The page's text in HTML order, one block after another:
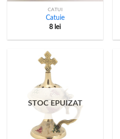
CATUI
Catuie
8 lei
STOC EPUIZAT